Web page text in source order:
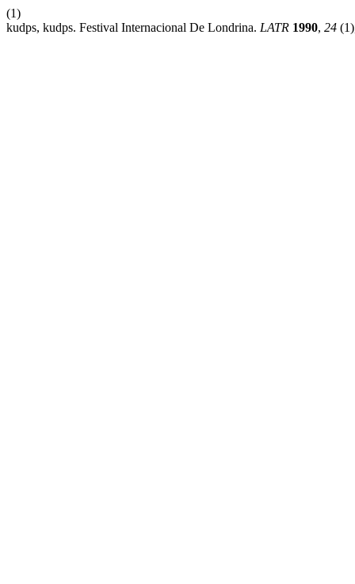
(1)
kudps, kudps. Festival Internacional De Londrina. LATR 1990, 24